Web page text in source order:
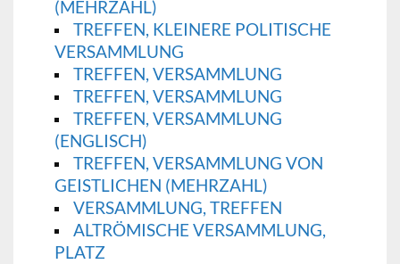
(MEHRZAHL)
TREFFEN, KLEINERE POLITISCHE
VERSAMMLUNG
TREFFEN, VERSAMMLUNG
TREFFEN, VERSAMMLUNG
TREFFEN, VERSAMMLUNG
(ENGLISCH)
TREFFEN, VERSAMMLUNG VON
GEISTLICHEN (MEHRZAHL)
VERSAMMLUNG, TREFFEN
ALTRÖMISCHE VERSAMMLUNG,
PLATZ